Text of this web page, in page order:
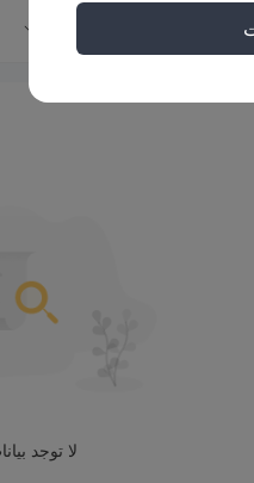
تسمع أي شيء منهم بعد الآن.
وتراخيص تنظيمية مزيفة من
لا توجد